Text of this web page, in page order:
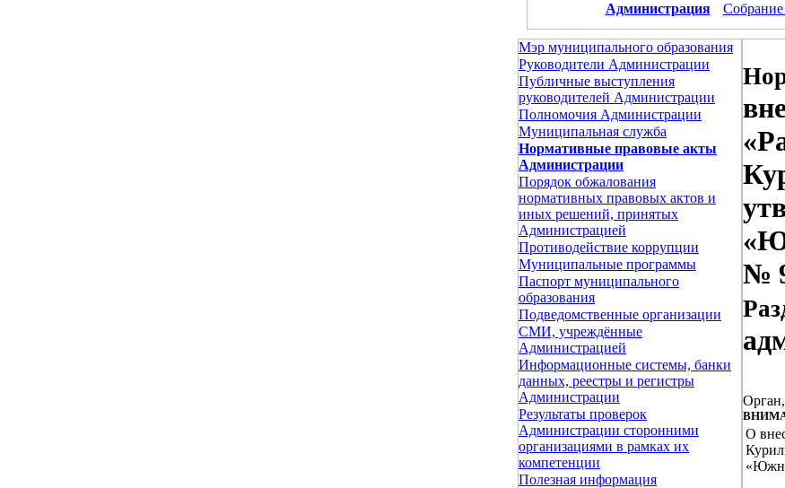
Администрация Собрание
Мэр муниципального образования
Руководители Администрации
Публичные выступления
руководителей Администрации
Полномочия Администрации
Муниципальная служба
Нормативные правовые акты
Администрации
Порядок обжалования
нормативных правовых актов и
иных решений, принятых
Администрацией
Противодействие коррупции
Муниципальные программы
Паспорт муниципального
образования
Подведомственные организации
СМИ, учреждённые
Администрацией
Информационные системы, банки
данных, реестры и регистры
Администрации
Результаты проверок
Администрации сторонними
организациями в рамках их
компетенции
Полезная информация
№
О